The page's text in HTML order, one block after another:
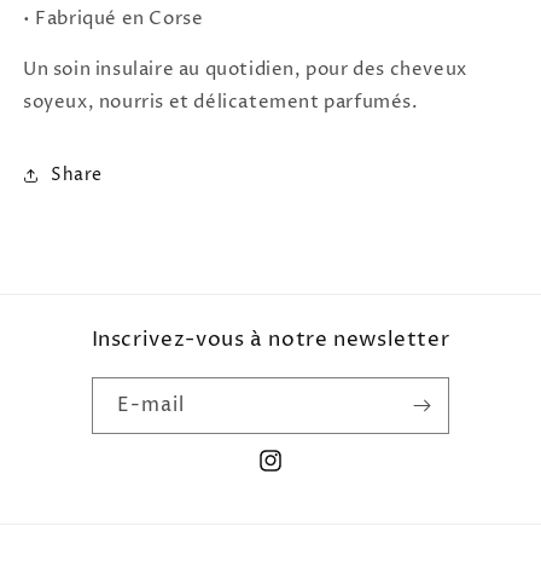
• Fabriqué en Corse
Un soin insulaire au quotidien, pour des cheveux
soyeux, nourris et délicatement parfumés.
Share
Inscrivez-vous à notre newsletter
E-mail
Instagram